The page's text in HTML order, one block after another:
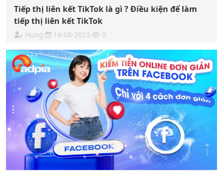
Tiếp thị liên kết TikTok là gì ? Điều kiện để làm
tiếp thị liên kết TikTok
Hung 14-08-2023 0